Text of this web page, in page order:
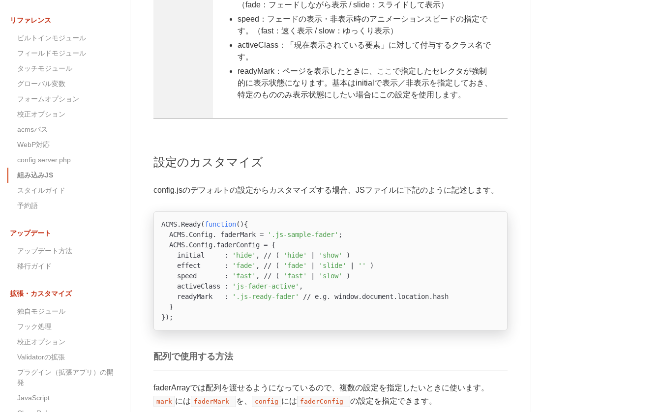
（fade：フェードしながら表示 / slide：スライドして表示）
speed：フェードの表示・非表示時のアニメーションスピードの指定で
す。（fast：速く表示 / slow：ゆっくり表示）
activeClass：「現在表示されている要素」に対して付与するクラス名で
す。
readyMark：ページを表示したときに、ここで指定したセレクタが強制
的に表示状態になります。基本はinitialで表示／非表示を指定しておき、
特定のもののみ表示状態にしたい場合にこの設定を使用します。
設定のカスタマイズ
config.jsのデフォルトの設定からカスタマイズする場合、JSファイルに下記のように記述します。
ACMS.Ready(function(){
  ACMS.Config. faderMark =
'.js-sample-fader' ;
  ACMS.Config.faderConfig = {
    initial     :
'hide' , // ( 'hide' 'show'
)
    effect      :
'fade' , // ( 'fade' 'slide' ''
)
    speed       :
'fast' , // ( 'fast' 'slow'
)
    activeClass :
'js-fader-active' ,
    readyMark   :
'.js-ready-fader'
// e.g. window.document.location.hash
  }
配列で使用する方法
faderArrayでは配列を渡せるようになっているので、複数の設定を指定したいときに使います。
mark には faderMark を、 config には faderConfig の設定を指定できます。
リファレンス
ビルトインモジュール
フィールドモジュール
タッチモジュール
グローバル変数
フォームオプション
校正オプション
acmsパス
WebP対応
config.server.php
組み込みJS
スタイルガイド
予約語
アップデート
アップデート方法
移行ガイド
拡張・カスタマイズ
独自モジュール
フック処理
校正オプション
Validatorの拡張
プラグイン（拡張アプリ）の開
発
JavaScript